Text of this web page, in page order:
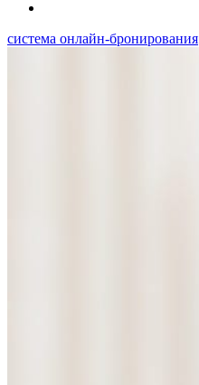
система онлайн-бронирования